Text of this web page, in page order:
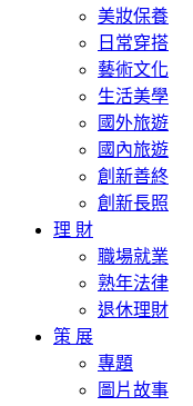
美妝保養
日常穿搭
藝術文化
生活美學
國外旅遊
國內旅遊
創新善終
創新長照
理 財
職場就業
熟年法律
退休理財
策 展
專題
圖片故事